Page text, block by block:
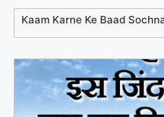
Kaam Karne Ke Baad